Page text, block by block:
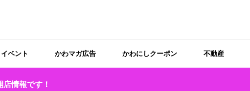
イベント かわマガ広告 かわにしクーポン 不動産
情報です！